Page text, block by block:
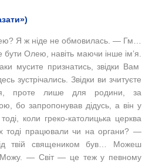
Я ж ніде не обмовилась. — Гм…
Олею, навіть маючи інше ім’я.
мусите признатись, звідки Вам
зустрічались. Звідки ви зчитуєте
проте лише для родини, за
бо запропонував дідусь, а він у
коли греко-католицька церква
тоді працювали чи на органи? —
твій священиком був… Можеш
— Світ — це теж у певному